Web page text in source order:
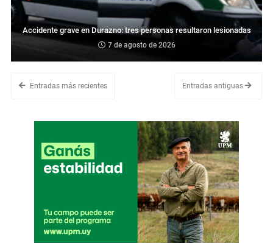
Accidente grave en Durazno: tres personas resultaron lesionadas
7 de agosto de 2026
Entradas más recientes Entradas antiguas